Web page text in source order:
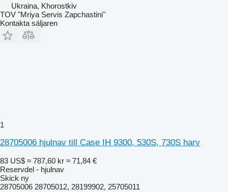
Ukraina, Khorostkiv
TOV "Mriya Servis Zapchastini"
Kontakta säljaren
1
28705006 hjulnav till Case IH 9300, 530S, 730S harv
83 US$ ≈ 787,60 kr ≈ 71,84 €
Reservdel - hjulnav
Skick ny
28705006 28705012, 28199902, 25705011